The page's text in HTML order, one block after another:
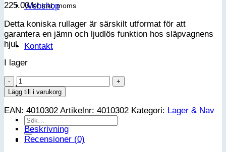
Webshop
Kontakt
VIP-klubb
Sök
efter:
225.00kr inkl. moms
Detta koniska rullager är särskilt utformat för att
garantera en jämn och ljudlös funktion hos släpvagnens
hjul.
I lager
Koniskt
rullager
mängd
Lägg till i varukorg
EAN: 4010302 Artikelnr: 4010302 Kategori: Lager & Nav
Beskrivning
Recensioner (0)